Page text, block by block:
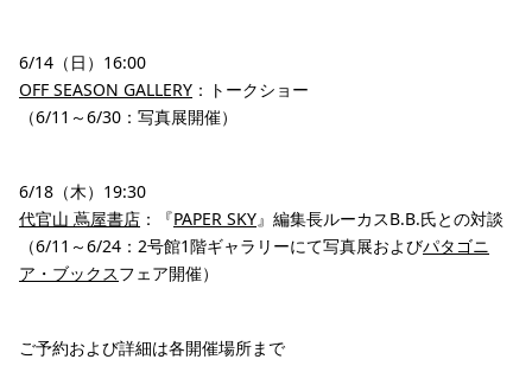
6/14（日）16:00
OFF SEASON GALLERY ：トークショー
（6/11～6/30：写真展開催）
6/18（木）19:30
代官山 蔦屋書店 ：『PAPER SKY』編集長ルーカスB.B.氏との対談
（6/11～6/24：2号館1階ギャラリーにて写真展およびパタゴニ
ア・ブックスフェア開催）
ご予約および詳細は各開催場所まで